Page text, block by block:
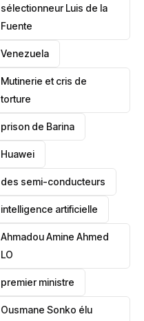
sélectionneur Luis de la
Fuente
‎Venezuela
Mutinerie et cris de
torture
prison de Barina
Huawei
des semi-conducteurs
intelligence artificielle
Ahmadou Amine Ahmed
LO
premier ministre
Ousmane Sonko élu